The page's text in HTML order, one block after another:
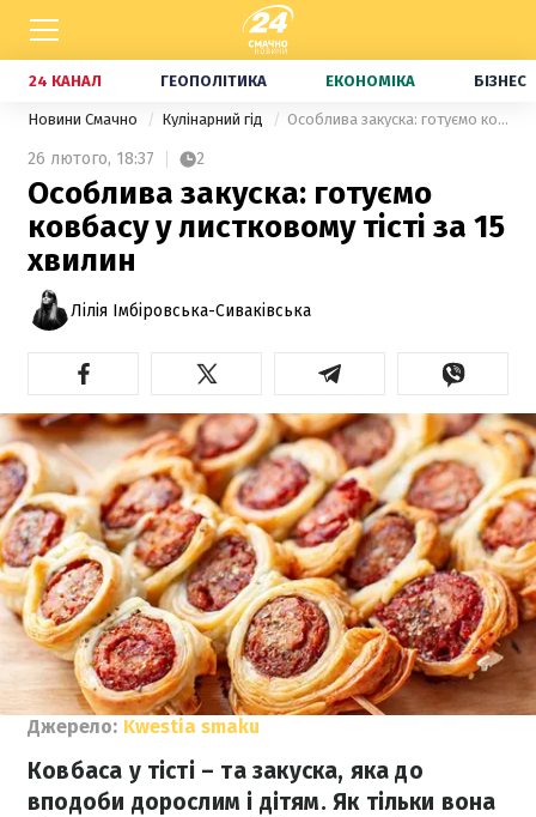
24 КАНАЛ ГЕОПОЛІТИКА ЕКОНОМІКА БІЗНЕС
Новини Смачно Кулінарний гід Особлива закуска: готуємо ковбасу у листковому тісті за 15 хвилин
26 лютого, 18:37 2
Особлива закуска: готуємо
ковбасу у листковому тісті за 15
хвилин
Лілія Імбіровська-Сиваківська
Джерело: Kwestia smaku
Ковбаса у тісті – та закуска, яка до
вподоби дорослим і дітям. Як тільки вона